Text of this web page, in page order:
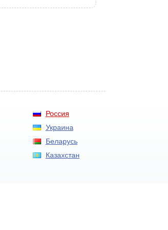
Россия
Украина
Беларусь
Казахстан